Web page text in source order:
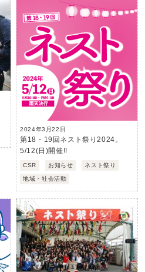
2024年3月22日
第18・19回ネスト祭り2024。
5/12(日)開催!!
CSR お知らせ ネスト祭り
地域・社会活動